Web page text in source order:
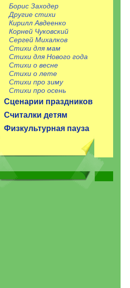
Борис Заходер
Другие стихи
Кирилл Авдеенко
Корней Чуковский
Сергей Михалков
Стихи для мам
Стихи для Нового года
Стихи о весне
Стихи о лете
Стихи про зиму
Стихи про осень
Сценарии праздников
Считалки детям
Физкультурная пауза